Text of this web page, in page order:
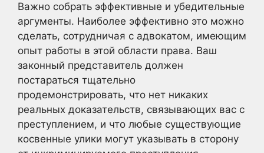
Важно собрать эффективные и убедительные
аргументы. Наиболее эффективно это можно
сделать, сотрудничая с адвокатом, имеющим
опыт работы в этой области права. Ваш
законный представитель должен
постараться тщательно
продемонстрировать, что нет никаких
реальных доказательств, связывающих вас с
преступлением, и что любые существующие
косвенные улики могут указывать в сторону